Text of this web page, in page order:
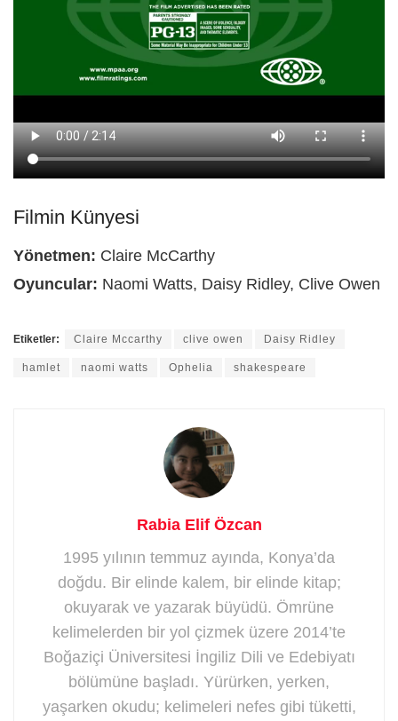
Filmin Künyesi
Yönetmen: Claire McCarthy
Oyuncular: Naomi Watts, Daisy Ridley, Clive Owen
Etiketler: Claire Mccarthy clive owen Daisy Ridley
hamlet naomi watts Ophelia shakespeare
Rabia Elif Özcan
1995 yılının temmuz ayında, Konya’da
doğdu. Bir elinde kalem, bir elinde kitap;
okuyarak ve yazarak büyüdü. Ömrüne
kelimelerden bir yol çizmek üzere 2014’te
Boğaziçi Üniversitesi İngiliz Dili ve Edebiyatı
bölümüne başladı. Yürürken, yerken,
yaşarken okudu; kelimeleri nefes gibi tüketti,